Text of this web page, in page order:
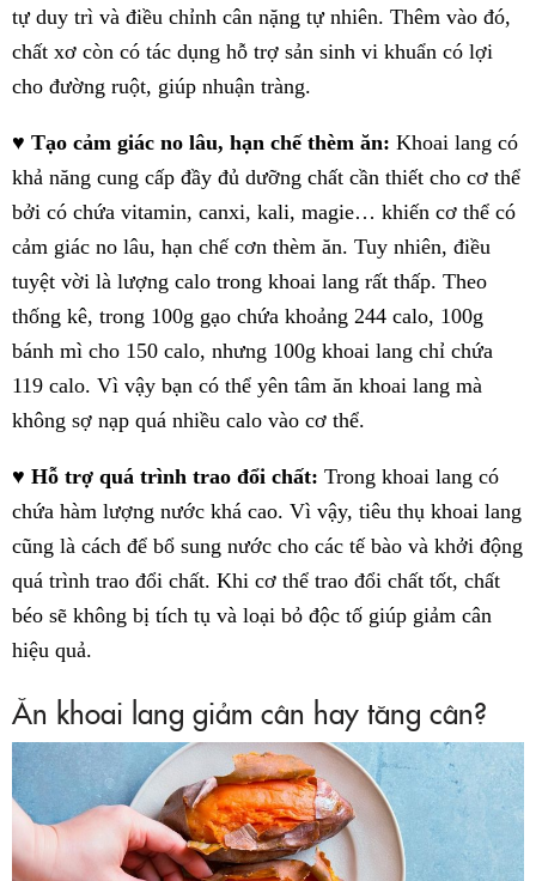
tự duy trì và điều chỉnh cân nặng tự nhiên. Thêm vào đó,
chất xơ còn có tác dụng hỗ trợ sản sinh vi khuẩn có lợi
cho đường ruột, giúp nhuận tràng.
♥ Tạo cảm giác no lâu, hạn chế thèm ăn: Khoai lang có
khả năng cung cấp đầy đủ dưỡng chất cần thiết cho cơ thể
bởi có chứa vitamin, canxi, kali, magie… khiến cơ thể có
cảm giác no lâu, hạn chế cơn thèm ăn. Tuy nhiên, điều
tuyệt vời là lượng calo trong khoai lang rất thấp. Theo
thống kê, trong 100g gạo chứa khoảng 244 calo, 100g
bánh mì cho 150 calo, nhưng 100g khoai lang chỉ chứa
119 calo. Vì vậy bạn có thể yên tâm ăn khoai lang mà
không sợ nạp quá nhiều calo vào cơ thể.
♥ Hỗ trợ quá trình trao đổi chất: Trong khoai lang có
chứa hàm lượng nước khá cao. Vì vậy, tiêu thụ khoai lang
cũng là cách để bổ sung nước cho các tế bào và khởi động
quá trình trao đổi chất. Khi cơ thể trao đổi chất tốt, chất
béo sẽ không bị tích tụ và loại bỏ độc tố giúp giảm cân
hiệu quả.
Ăn khoai lang giảm cân hay tăng cân?